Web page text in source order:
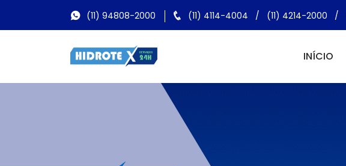
(11) 94808-2000 (11) 4114-4004 / (11) 4214-2000 /
INÍCIO